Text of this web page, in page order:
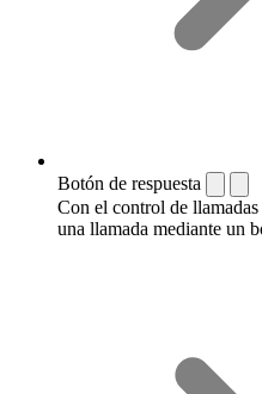
Botón de respuesta
Con el control de
una llamada mediante un